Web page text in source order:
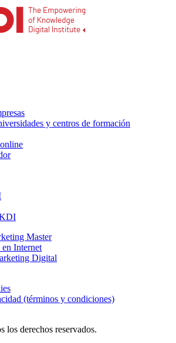
y centros de formación
Master
Internet
Digital
(términos y condiciones)
derechos reservados.